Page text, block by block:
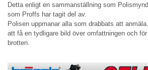
Detta enligt en sammanställning som
som Proffs har tagit del av.
Polisen uppmanar alla som drabbats att
att få en tydligare bild över omfattningen och
brotten.